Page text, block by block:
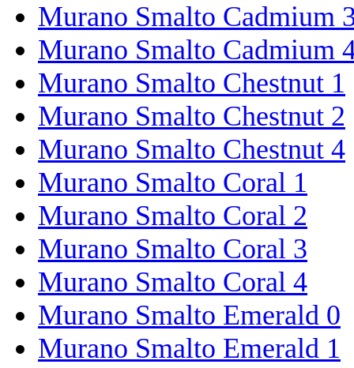
Murano Smalto Cadmium
Murano Smalto Cadmium
Murano Smalto Chestnut 1
Murano Smalto Chestnut 2
Murano Smalto Chestnut 4
Murano Smalto Coral 1
Murano Smalto Coral 2
Murano Smalto Coral 3
Murano Smalto Coral 4
Murano Smalto Emerald 0
Murano Smalto Emerald 1